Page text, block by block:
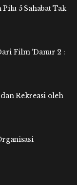
5 Sahabat Tak
Film ‘Danur 2 :
Rekreasi oleh